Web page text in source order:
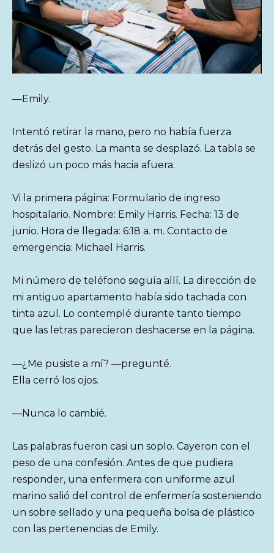
—Emily.
Intentó retirar la mano, pero no había fuerza
detrás del gesto. La manta se desplazó. La tabla se
deslizó un poco más hacia afuera.
Vi la primera página: Formulario de ingreso
hospitalario. Nombre: Emily Harris. Fecha: 13 de
junio. Hora de llegada: 6:18 a. m. Contacto de
emergencia: Michael Harris.
Mi número de teléfono seguía allí. La dirección de
mi antiguo apartamento había sido tachada con
tinta azul. Lo contemplé durante tanto tiempo
que las letras parecieron deshacerse en la página.
—¿Me pusiste a mí? —pregunté.
Ella cerró los ojos.
—Nunca lo cambié.
Las palabras fueron casi un soplo. Cayeron con el
peso de una confesión. Antes de que pudiera
responder, una enfermera con uniforme azul
marino salió del control de enfermería sosteniendo
un sobre sellado y una pequeña bolsa de plástico
con las pertenencias de Emily.